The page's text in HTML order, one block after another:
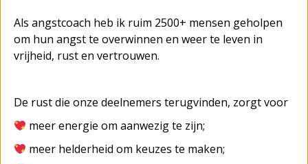
Als angstcoach heb ik ruim 2500+ mensen geholpen
om hun angst te overwinnen en weer te leven in
vrijheid, rust en vertrouwen.
De rust die onze deelnemers terugvinden, zorgt voor
meer energie om aanwezig te zijn;
meer helderheid om keuzes te maken;